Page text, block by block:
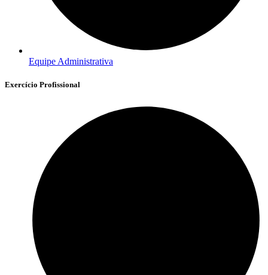
Equipe Administrativa
Exercício Profissional